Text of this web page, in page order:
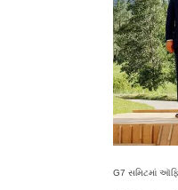
G7 સમિટમાં